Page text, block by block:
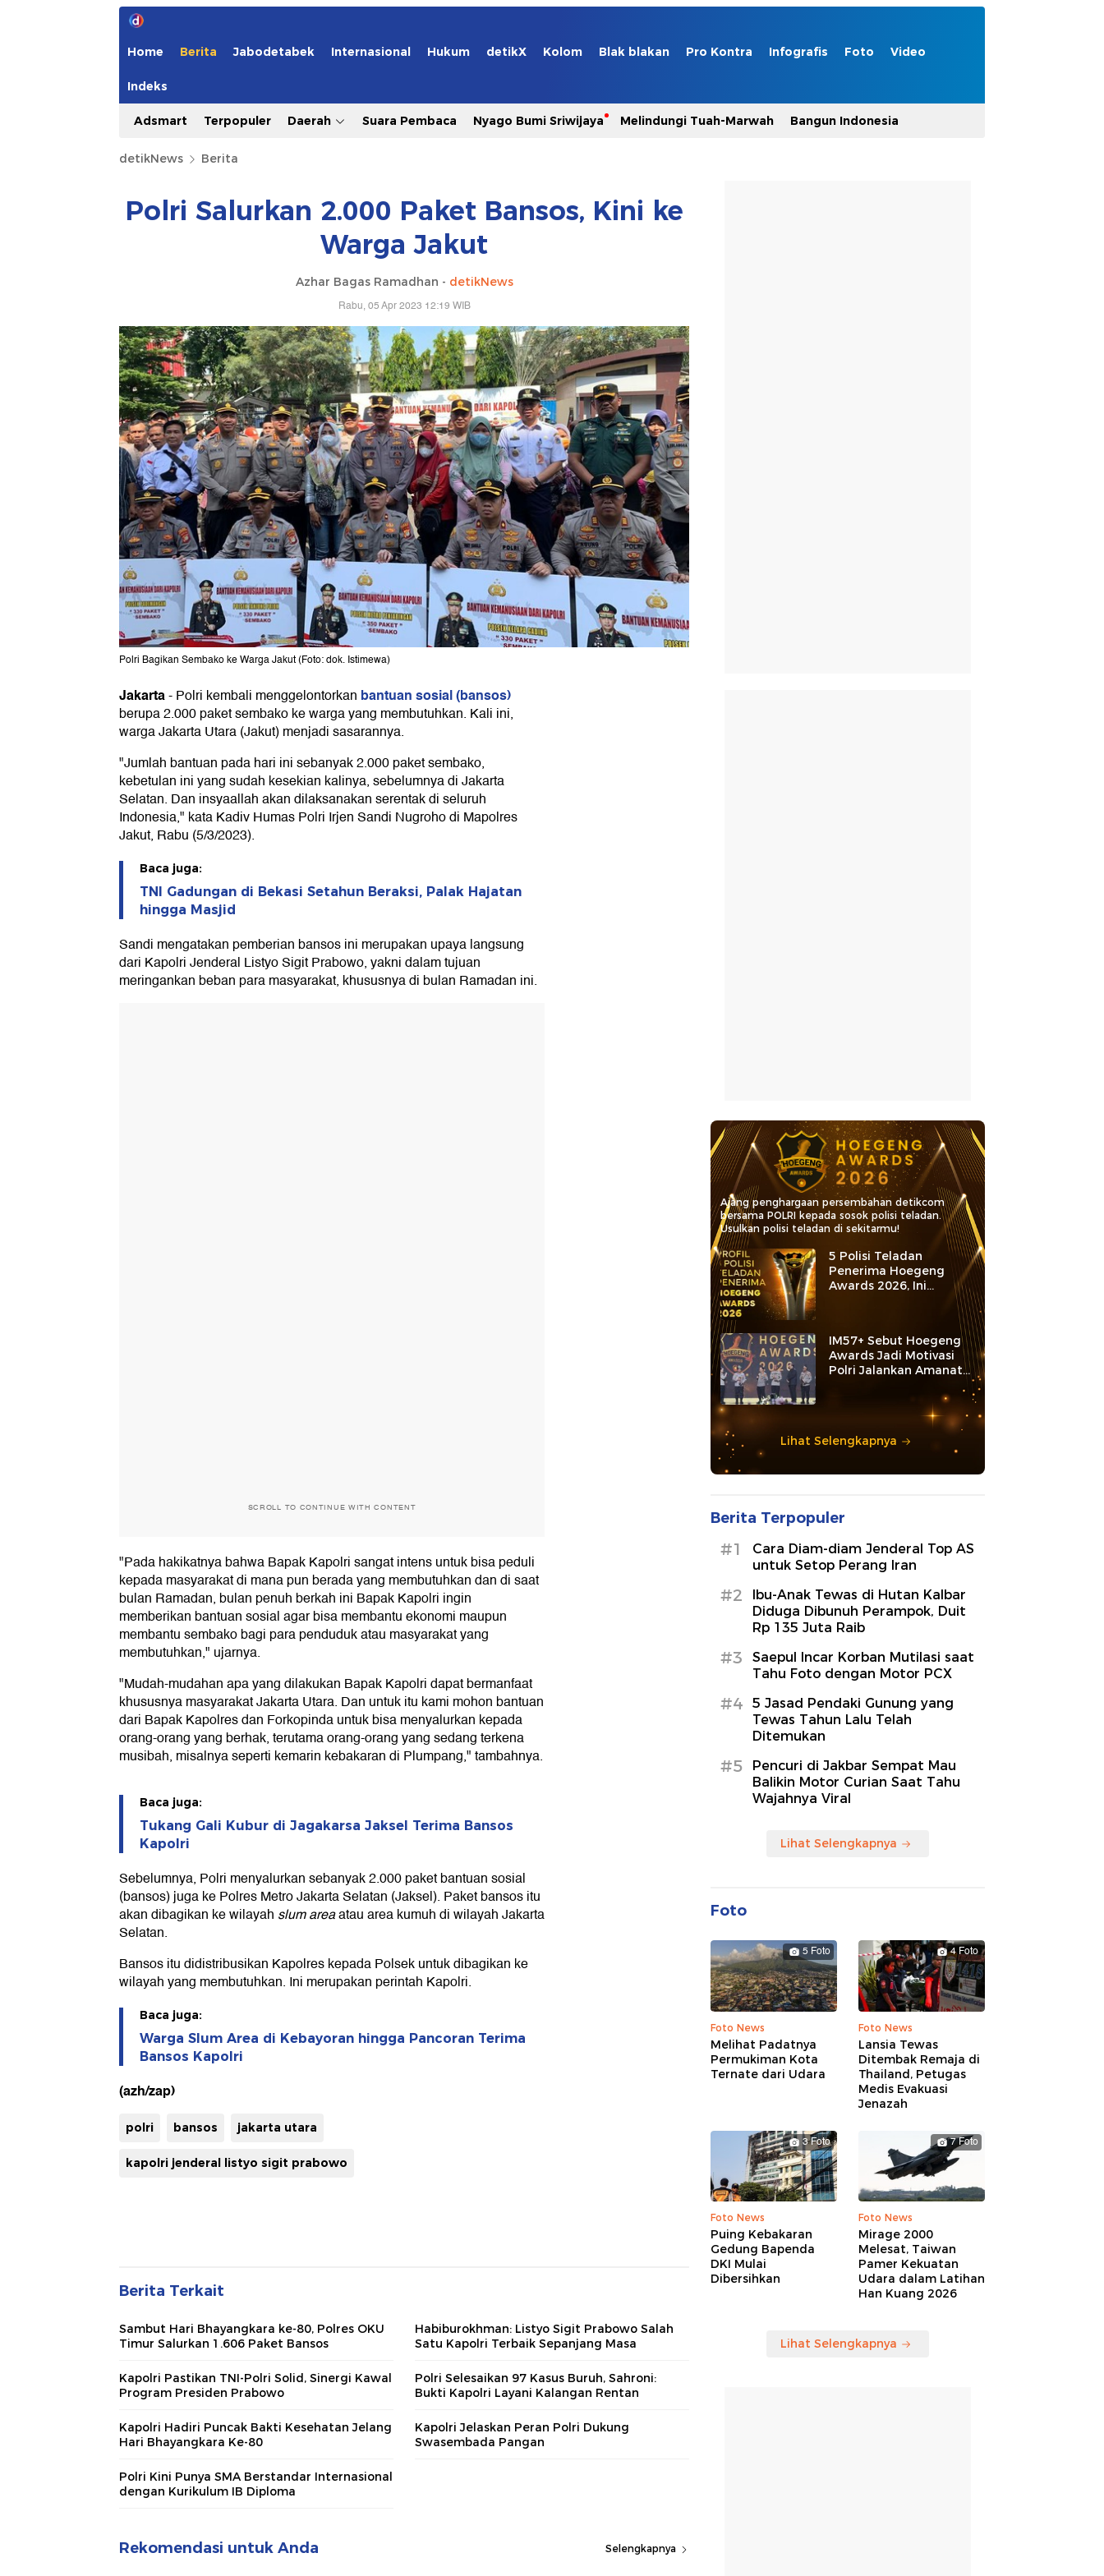
Home Berita Jabodetabek Internasional Hukum detikX Kolom Blak blakan Pro Kontra Infografis Foto Video
Indeks
Adsmart Terpopuler Daerah Suara Pembaca Nyago Bumi Sriwijaya Melindungi Tuah-Marwah Bangun Indonesia
detikNews Berita
Polri Salurkan 2.000 Paket Bansos, Kini ke
Warga Jakut
Azhar Bagas Ramadhan - detikNews
Rabu, 05 Apr 2023 12:19 WIB
Polri Bagikan Sembako ke Warga Jakut (Foto: dok. Istimewa)
Jakarta-Polri kembali menggelontorkan bantuan sosial (bansos)
berupa 2.000 paket sembako ke warga yang membutuhkan. Kali ini,
warga Jakarta Utara (Jakut) menjadi sasarannya.
"Jumlah bantuan pada hari ini sebanyak 2.000 paket sembako,
kebetulan ini yang sudah kesekian kalinya, sebelumnya di Jakarta
Selatan. Dan insyaallah akan dilaksanakan serentak di seluruh
Indonesia," kata Kadiv Humas Polri Irjen Sandi Nugroho di Mapolres
Jakut, Rabu (5/3/2023).
Baca juga:
TNI Gadungan di Bekasi Setahun Beraksi, Palak Hajatan
hingga Masjid
Sandi mengatakan pemberian bansos ini merupakan upaya langsung
dari Kapolri Jenderal Listyo Sigit Prabowo, yakni dalam tujuan
meringankan beban para masyarakat, khususnya di bulan Ramadan ini.
SCROLL TO CONTINUE WITH CONTENT
"Pada hakikatnya bahwa Bapak Kapolri sangat intens untuk bisa peduli
kepada masyarakat di mana pun berada yang membutuhkan dan di saat
bulan Ramadan, bulan penuh berkah ini Bapak Kapolri ingin
memberikan bantuan sosial agar bisa membantu ekonomi maupun
membantu sembako bagi para penduduk atau masyarakat yang
membutuhkan," ujarnya.
"Mudah-mudahan apa yang dilakukan Bapak Kapolri dapat bermanfaat
khususnya masyarakat Jakarta Utara. Dan untuk itu kami mohon bantuan
dari Bapak Kapolres dan Forkopinda untuk bisa menyalurkan kepada
orang-orang yang berhak, terutama orang-orang yang sedang terkena
musibah, misalnya seperti kemarin kebakaran di Plumpang," tambahnya.
Baca juga:
Tukang Gali Kubur di Jagakarsa Jaksel Terima Bansos
Kapolri
Sebelumnya, Polri menyalurkan sebanyak 2.000 paket bantuan sosial
(bansos) juga ke Polres Metro Jakarta Selatan (Jaksel). Paket bansos itu
akan dibagikan ke wilayah slum areaatau area kumuh di wilayah Jakarta
Selatan.
Bansos itu didistribusikan Kapolres kepada Polsek untuk dibagikan ke
wilayah yang membutuhkan. Ini merupakan perintah Kapolri.
Baca juga:
Warga Slum Area di Kebayoran hingga Pancoran Terima
Bansos Kapolri
(azh/zap)
polri bansos jakarta utara
kapolri jenderal listyo sigit prabowo
Berita Terkait
Sambut Hari Bhayangkara ke-80, Polres OKU
Timur Salurkan 1.606 Paket Bansos
Habiburokhman: Listyo Sigit Prabowo Salah
Satu Kapolri Terbaik Sepanjang Masa
Kapolri Pastikan TNI-Polri Solid, Sinergi Kawal
Program Presiden Prabowo
Polri Selesaikan 97 Kasus Buruh, Sahroni:
Bukti Kapolri Layani Kalangan Rentan
Kapolri Hadiri Puncak Bakti Kesehatan Jelang
Hari Bhayangkara Ke-80
Kapolri Jelaskan Peran Polri Dukung
Swasembada Pangan
Polri Kini Punya SMA Berstandar Internasional
dengan Kurikulum IB Diploma
Rekomendasi untuk Anda Selengkapnya
Ajang penghargaan persembahan detikcom
bersama POLRI kepada sosok polisi teladan.
Usulkan polisi teladan di sekitarmu!
5 Polisi Teladan
Penerima Hoegeng
Awards 2026, Ini
Kategori dan Kiprahnya
IM57+ Sebut Hoegeng
Awards Jadi Motivasi
Polri Jalankan Amanat
Lihat Selengkapnya
Berita Terpopuler
#1
Cara Diam-diam Jenderal Top AS
untuk Setop Perang Iran
#2
Ibu-Anak Tewas di Hutan Kalbar
Diduga Dibunuh Perampok, Duit
Rp 135 Juta Raib
#3
Saepul Incar Korban Mutilasi saat
Tahu Foto dengan Motor PCX
#4
5 Jasad Pendaki Gunung yang
Tewas Tahun Lalu Telah
Ditemukan
#5
Pencuri di Jakbar Sempat Mau
Balikin Motor Curian Saat Tahu
Wajahnya Viral
Lihat Selengkapnya
Foto
5 Foto
Foto News
Melihat Padatnya
Permukiman Kota
Ternate dari Udara
4 Foto
Foto News
Lansia Tewas
Ditembak Remaja di
Thailand, Petugas
Medis Evakuasi
Jenazah
3 Foto
Foto News
Puing Kebakaran
Gedung Bapenda
DKI Mulai
Dibersihkan
7 Foto
Foto News
Mirage 2000
Melesat, Taiwan
Pamer Kekuatan
Udara dalam Latihan
Han Kuang 2026
Lihat Selengkapnya